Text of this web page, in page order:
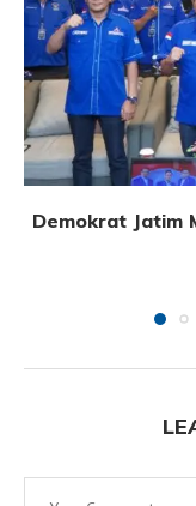
Demokrat Jatim